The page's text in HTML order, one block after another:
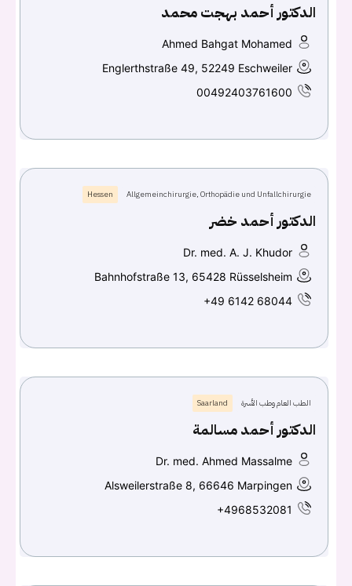
الدكتور أحمد بهجت محمد
Ahmed Bahgat Mohamed
Englerthstraße 49, 52249 Eschweiler
00492403761600
Allgemeinchirurgie, Orthopädie und Unfallchirurgie
Hessen
الدكتور أحمد خضر
Dr. med. A. J. Khudor
Bahnhofstraße 13, 65428 Rüsselsheim
+49 6142 68044
الطب العام وطب الأسرة Saarland
الدكتور أحمد مسالمة
Dr. med. Ahmed Massalme
Alsweilerstraße 8, 66646 Marpingen
+4968532081